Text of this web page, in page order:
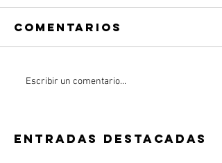
Comentarios
Escribir un comentario...
Entradas destacadas